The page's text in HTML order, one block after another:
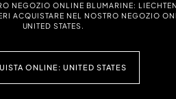
NEGOZIO ONLINE BLUMARINE:
ACQUISTARE NEL NOSTRO NEGOZIO
UNITED STATES.
ONLINE: UNITED STATES
sind Richtwerte. Größen können je nach